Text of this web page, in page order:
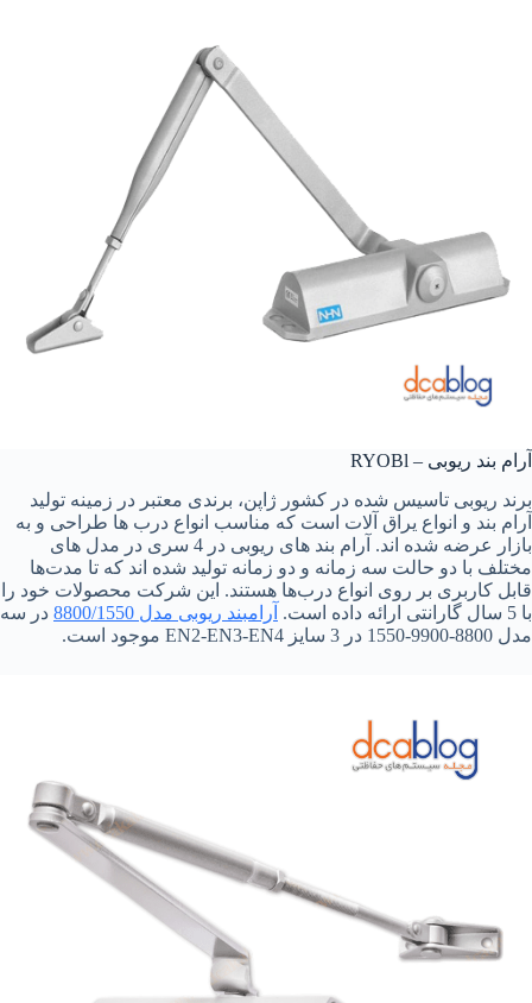
آرام بند ریوبی – RYOBl
برند ریوبی تاسیس شده در کشور ژاپن، برندی معتبر در زمینه تولید
آرام بند و انواع یراق آلات است که مناسب انواع درب ها طراحی و به
بازار عرضه شده اند. آرام بند های ریوبی در 4 سری در مدل های
مختلف با دو حالت سه زمانه و دو زمانه تولید شده اند که تا مدت‌ها
قابل کاربری بر روی انواع درب‌ها هستند. این شرکت محصولات خود را
با 5 سال گارانتی ارائه داده است.
آرامبند ریوبی مدل 8800/1550
در سه
مدل 8800-9900-1550 در 3 سایز EN2-EN3-EN4 موجود است.